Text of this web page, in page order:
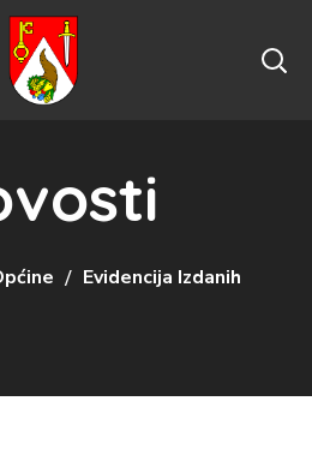
Evidencija Izdanih